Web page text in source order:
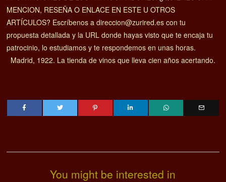
MENCION, RESEÑA O ENLACE EN ESTE U OTROS
ARTÍCULOS? Escríbenos a direccion@zurired.es con tu
propuesta detallada y la URL donde hayas visto que te encaja tu
patrocinio, lo estudiamos y te respondemos en unas horas.
Madrid, 1922. La tienda de vinos que lleva cien años acertando.
You might be interested in